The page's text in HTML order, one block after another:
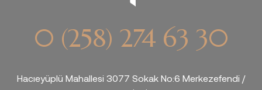
0 (258) 274 63 30
Hacıeyüplü Mahallesi 3077 Sokak No:6 Merkezefendi /